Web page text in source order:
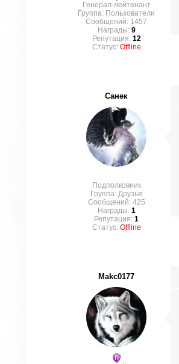
Генерал-лейтенант
Группа: Пользователи
Сообщений: 1457
Награды: 9
Репутация: 12
Статус: Offline
Санек
Подполковник
Группа: Друзья
Сообщений: 425
Награды: 1
Репутация: 1
Статус: Offline
Makc0177